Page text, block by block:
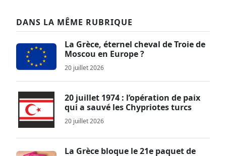
DANS LA MÊME RUBRIQUE
La Grèce, éternel cheval de Troie de
Moscou en Europe ?
20 juillet 2026
20 juillet 1974 : l’opération de paix
qui a sauvé les Chypriotes turcs
20 juillet 2026
La Grèce bloque le 21e paquet de